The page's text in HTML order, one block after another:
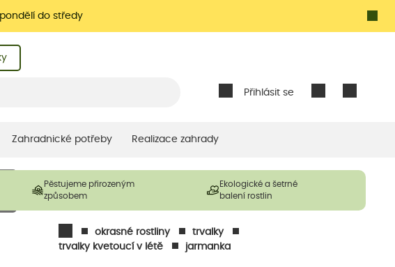
do středy
Přihlásit se
Zahradnické potřeby Realizace zahrady
Pěstujeme přirozeným
způsobem
Ekologické a šetrné
balení rostlin
okrasné rostliny
trvalky
trvalky kvetoucí v létě
jarmanka